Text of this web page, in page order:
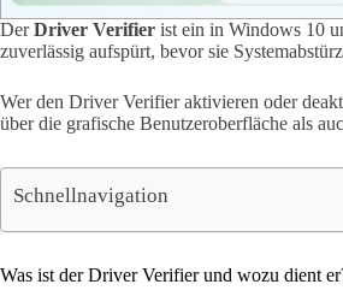
DerDriver Verifier ist ein in Windows 10
zuverlässig aufspürt, bevor sie
Wer den Driver Verifier aktivieren oder
über die grafische Benutzeroberfläche als
Schnellnavigation
Was ist der Driver Verifier und wozu dient